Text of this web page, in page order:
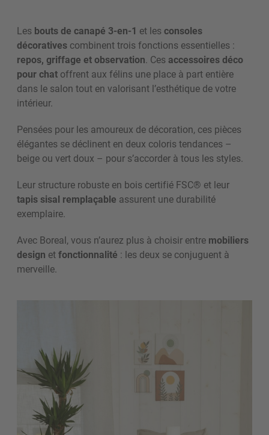
Les bouts de canapé 3-en-1 et lesconsoles
décoratives combinent trois fonctions essentielles :
repos, griffage et observation. Ces accessoires déco
pour chat offrent aux félins une place à part entière
dans le salon tout en valorisant l’esthétique de votre
intérieur.
Pensées pour les amoureux de décoration, ces pièces
élégantes se déclinent en deux coloris tendances –
beige ou vert doux – pour s’accorder à tous les styles.
Leur structure robuste en bois certifié FSC® et leur
tapis sisal remplaçable assurent une durabilité
exemplaire.
Avec Boreal, vous n’aurez plus à choisir entre mobiliers
design etfonctionnalité : les deux se conjuguent à
merveille.